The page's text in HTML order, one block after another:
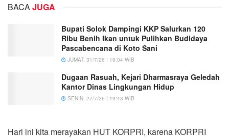
BACA JUGA
Bupati Solok Dampingi KKP Salurkan 120
Ribu Benih Ikan untuk Pulihkan Budidaya
Pascabencana di Koto Sani
JUMAT, 31/7/26 | 19:04 WIB
Dugaan Rasuah, Kejari Dharmasraya Geledah
Kantor Dinas Lingkungan Hidup
SENIN, 27/7/26 | 19:43 WIB
Hari ini kita merayakan HUT KORPRI, karena KORPRI